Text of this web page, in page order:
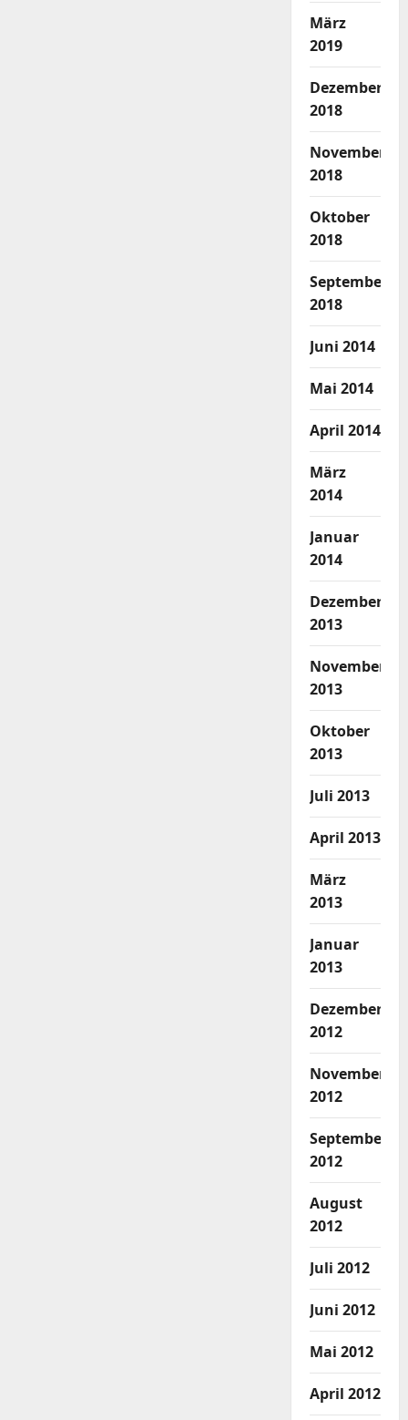
März
2019
Dezember
2018
November
2018
Oktober
2018
September
2018
Juni 2014
Mai 2014
April 2014
März
2014
Januar
2014
Dezember
2013
November
2013
Oktober
2013
Juli 2013
April 2013
März
2013
Januar
2013
Dezember
2012
November
2012
September
2012
August
2012
Juli 2012
Juni 2012
Mai 2012
April 2012